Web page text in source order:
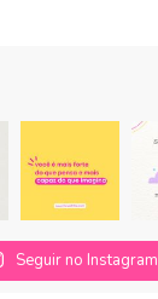
Seguir no Instagram